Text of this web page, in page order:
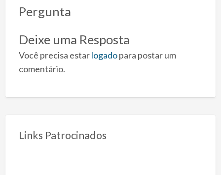
Pergunta
Deixe uma Resposta
Você precisa estarlogadopara postar um
comentário.
Links Patrocinados